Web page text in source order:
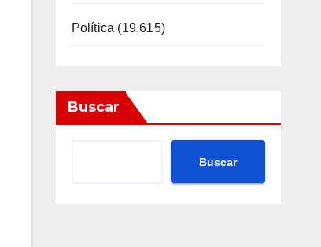
Política (19,615)
Buscar
Buscar